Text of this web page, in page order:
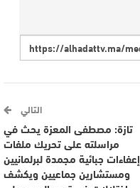
التالي
تازة: مصطفى المعزة يحث في
مراسلته على تحريك ملفات
إعفاءات جبائية مجمدة لبرلمانيين
ومستشارين جماعيين ويكشف